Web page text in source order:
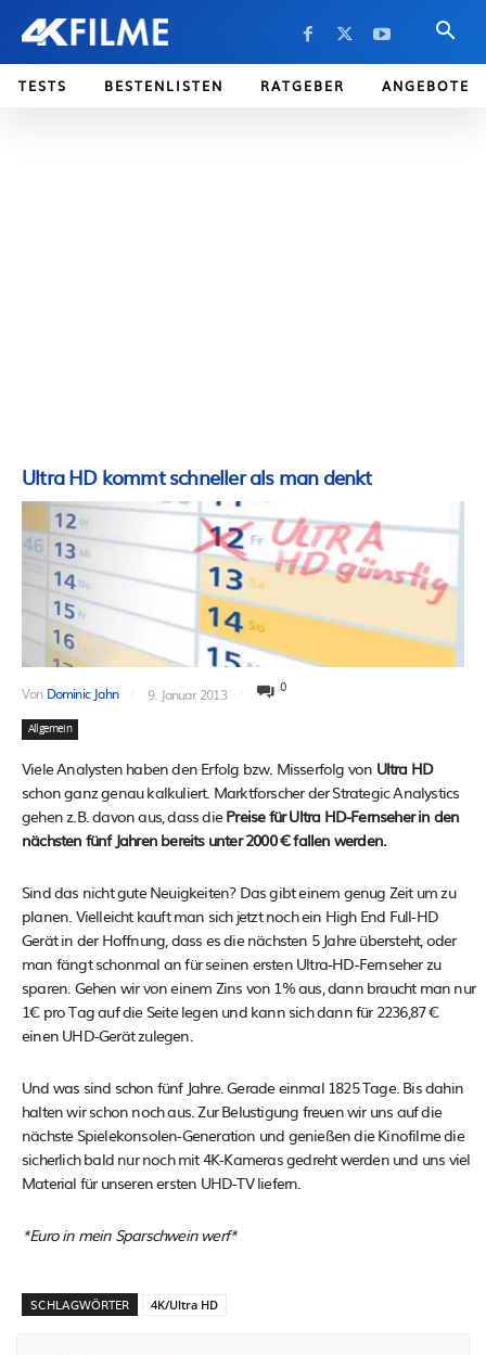
TESTS BESTENLISTEN RATGEBER ANGEBOTE
Ultra HD kommt schneller als man denkt
Von Dominic Jahn 9. Januar 2013 0
Allgemein
Viele Analysten haben den Erfolg bzw. Misserfolg von Ultra HD
schon ganz genau kalkuliert. Marktforscher der Strategic Analystics
gehen z.B. davon aus, dass diePreise für Ultra HD-Fernseher in den
nächsten fünf Jahren bereits unter 2000 € fallen werden.
Sind das nicht gute Neuigkeiten? Das gibt einem genug Zeit um zu
planen. Vielleicht kauft man sich jetzt noch ein High End Full-HD
Gerät in der Hoffnung, dass es die nächsten 5 Jahre übersteht, oder
man fängt schonmal an für seinen ersten Ultra-HD-Fernseher zu
sparen. Gehen wir von einem Zins von 1% aus, dann braucht man nur
1€ pro Tag auf die Seite legen und kann sich dann für 2236,87 €
einen UHD-Gerät zulegen.
Und was sind schon fünf Jahre. Gerade einmal 1825 Tage. Bis dahin
halten wir schon noch aus. Zur Belustigung freuen wir uns auf die
nächste Spielekonsolen-Generation und genießen die Kinofilme die
sicherlich bald nur noch mit 4K-Kameras gedreht werden und uns viel
Material für unseren ersten UHD-TV liefern.
*Euro in mein Sparschwein werf*
SCHLAGWÖRTER 4K/Ultra HD